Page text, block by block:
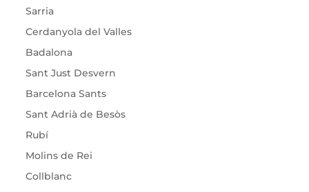
Sarria
Cerdanyola del Valles
Badalona
Sant Just Desvern
Barcelona Sants
Sant Adrià de Besòs
Rubí
Molins de Rei
Collblanc